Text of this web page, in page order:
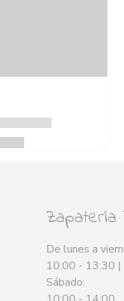
Zapatería
De lunes a
10:00 - 13:30
Sábado: